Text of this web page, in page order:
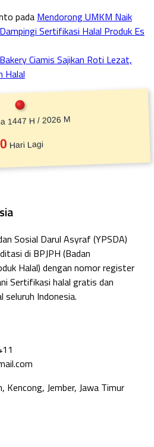
pada Mendorong UMKM Naik
Sertifikasi Halal Produk Es
Ciamis Sajikan Roti Lezat,
Halal
1447 H / 2026 M
0 Hari Lagi
Sosial Darul Asyraf (YPSDA)
di BPJPH (Badan
Halal) dengan nomor register
Sertifikasi halal gratis dan
seluruh Indonesia.
Jember, Jawa Timur